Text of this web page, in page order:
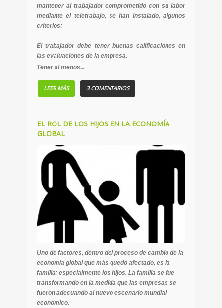
mantener al trabajador comprometido con su labor
mediante el teletrabajo, se han instalado, algunos
criterios:
El trabajador debe tener buenas calificaciones en
las evaluaciones de la empresa.
Tener al menos...
LEER MÁS 3 COMENTARIOS
EL ROL DE LOS HIJOS EN LA ECONOMÍA
GLOBAL
Uno de factores, dentro del proceso de cambio de la
economía global que más quedó afectado, es la
familia; especialmente los hijos. La familia se fue
transformando en la medida que las empresas se
fueron adecuando al nuevo escenario mundial
económico.